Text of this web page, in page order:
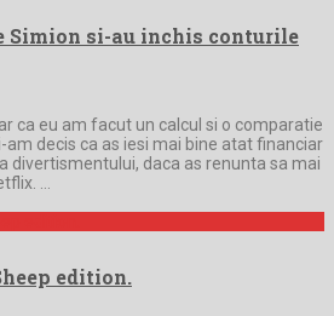
Simion si-au inchis conturile
ca eu am facut un calcul si o comparatie
decis ca as iesi mai bine atat financiar
divertismentului, daca as renunta sa mai
…
edition.